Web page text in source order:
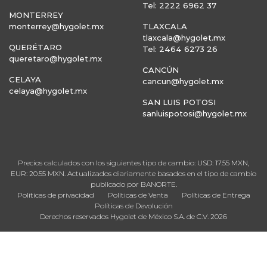
MONTERREY
monterrey@hygolet.mx
QUERÉTARO
queretaro@hygolet.mx
CELAYA
celaya@hygolet.mx
Tel: 2222 6962 37
TLAXCALA
tlaxcala@hygolet.mx
Tel: 2464 6273 26
CANCÚN
cancun@hygolet.mx
SAN LUIS POTOSI
sanluispotosi@hygolet.mx
Precios calculados con los siguientes tipo de cambio: USD: 17.55 MXN,
EUR: 20.55 MXN. Actualizados diariamente basados en el tipo de cambio
publicado por BANORTE.
Políticas de privacidad
Políticas de Venta
Políticas de Entrega
Políticas de Devolución
Derechos reservados Hygolet de México S.A. de C.V. 2026